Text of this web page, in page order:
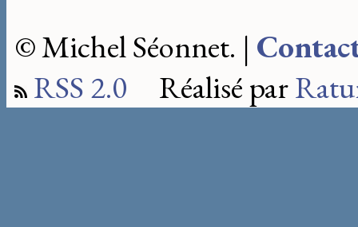
© Michel Séonnet. |
RSS 2.0 Réalisé par